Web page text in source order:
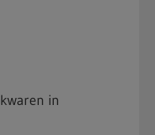
in